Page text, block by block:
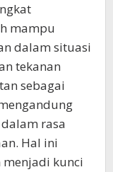
mampu
dalam situasi
tekanan
sebagai
rasa
Hal ini
kunci